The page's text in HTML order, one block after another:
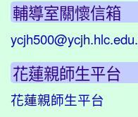
輔導室關懷信箱
花蓮親師生平台
花蓮親師生平台